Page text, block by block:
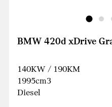
BMW 420d xDrive
140KW / 190KM
1995cm3
Diesel